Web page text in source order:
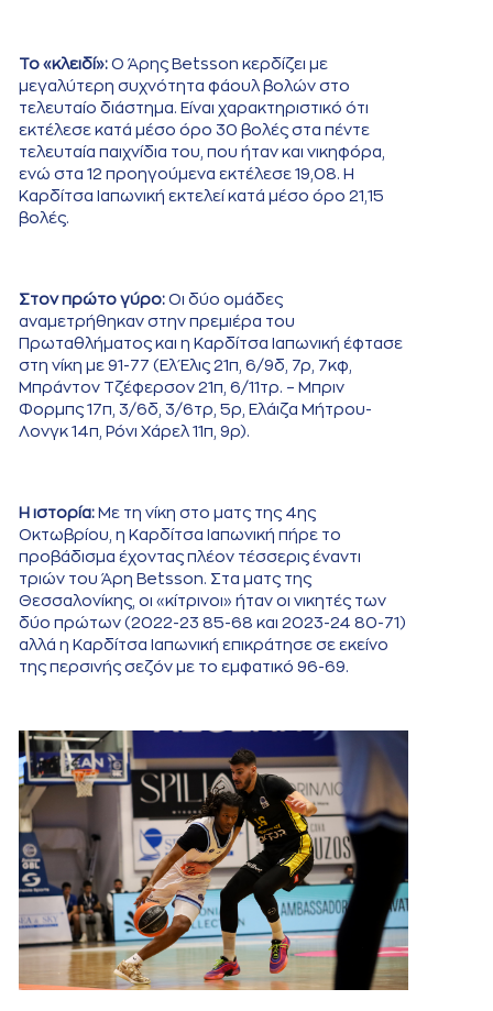
Το «κλειδί»: Ο Άρης Betsson κερδίζει με
μεγαλύτερη συχνότητα φάουλ βολών στο
τελευταίο διάστημα. Είναι χαρακτηριστικό ότι
εκτέλεσε κατά μέσο όρο 30 βολές στα πέντε
τελευταία παιχνίδια του, που ήταν και νικηφόρα,
ενώ στα 12 προηγούμενα εκτέλεσε 19,08. Η
Καρδίτσα Ιαπωνική εκτελεί κατά μέσο όρο 21,15
βολές.
Στον πρώτο γύρο: Οι δύο ομάδες
αναμετρήθηκαν στην πρεμιέρα του
Πρωταθλήματος και η Καρδίτσα Ιαπωνική έφτασε
στη νίκη με 91-77 (Ελ Έλις 21π, 6/9δ, 7ρ, 7κφ,
Μπράντον Τζέφερσον 21π, 6/11τρ. – Μπριν
Φορμπς 17π, 3/6δ, 3/6τρ, 5ρ, Ελάιζα Μήτρου-
Λονγκ 14π, Ρόνι Χάρελ 11π, 9ρ).
Η ιστορία: Με τη νίκη στο ματς της 4ης
Οκτωβρίου, η Καρδίτσα Ιαπωνική πήρε το
προβάδισμα έχοντας πλέον τέσσερις έναντι
τριών του Άρη Betsson. Στα ματς της
Θεσσαλονίκης, οι «κίτρινοι» ήταν οι νικητές των
δύο πρώτων (2022-23 85-68 και 2023-24 80-71)
αλλά η Καρδίτσα Ιαπωνική επικράτησε σε εκείνο
της περσινής σεζόν με το εμφατικό 96-69.